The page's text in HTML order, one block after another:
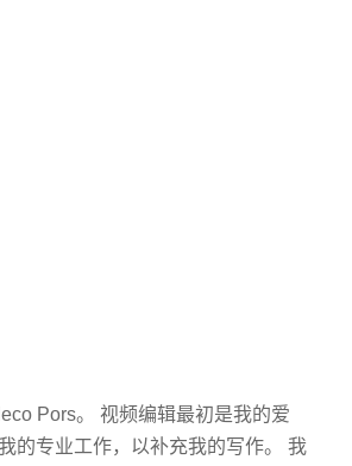
Pors。 视频编辑最初是我的爱
的专业工作，以补充我的写作。 我